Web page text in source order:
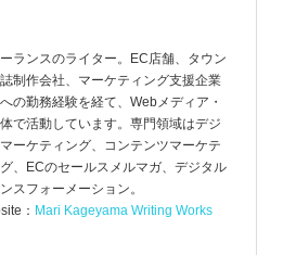
ランスのライター。EC店舗、タウン
制作会社、マーケティング支援企業
の勤務経験を経て、Webメディア・
で活動しています。専門領域はデジ
ーケティング、コンテンツマーケテ
、ECのセールスメルマガ、デジタル
ンスフォーメーション。
： Mari Kageyama Writing Works